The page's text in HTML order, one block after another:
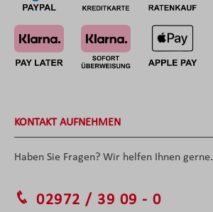
KONTAKT AUFNEHMEN
Haben Sie Fragen? Wir helfen Ihnen gerne.
02972 / 39 09 - 0